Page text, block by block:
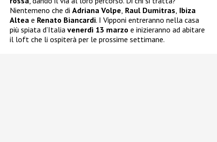
Nientemeno che di Adriana Volpe Raul Dumitras Ibiza
Altea e Renato Biancardi. I Vipponi entreranno nella casa
più spiata d’Italia venerdì 13 marzo e inizieranno ad abitare
il loft che li ospiterà per le prossime settimane.